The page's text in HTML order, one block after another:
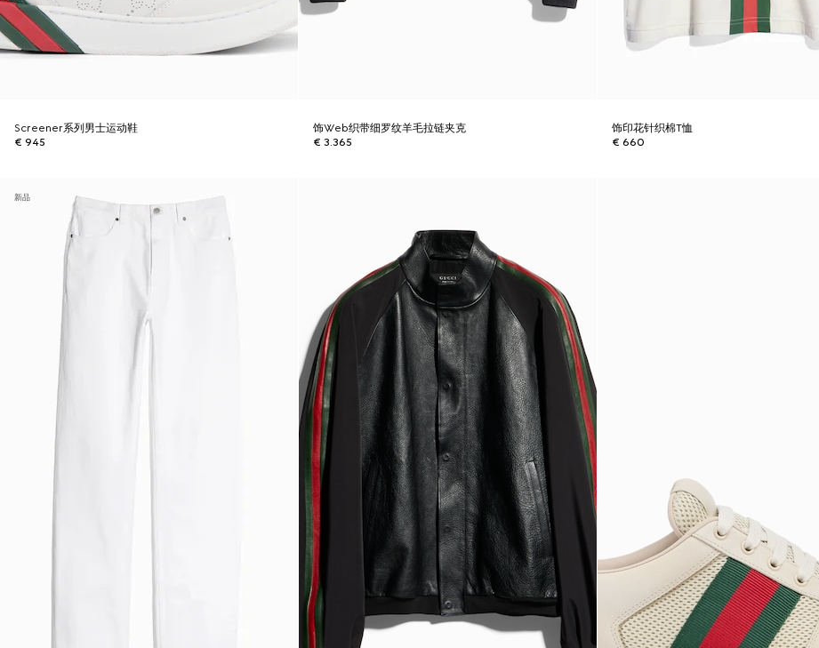
Screener系列男士运动鞋
€ 945
饰Web织带细罗纹羊毛拉链夹克
€ 3.365
饰印花针织棉T恤
€ 660
新品